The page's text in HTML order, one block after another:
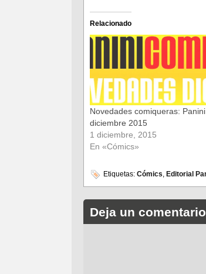
Facebook
(Se
abre
en
una
Twitter
(Se
abre
en
una
Relacionado
Novedades comiqueras: Panini
diciembre 2015
1 diciembre, 2015
En «Cómics»
Etiquetas: Cómics, Editorial
Deja un comentario